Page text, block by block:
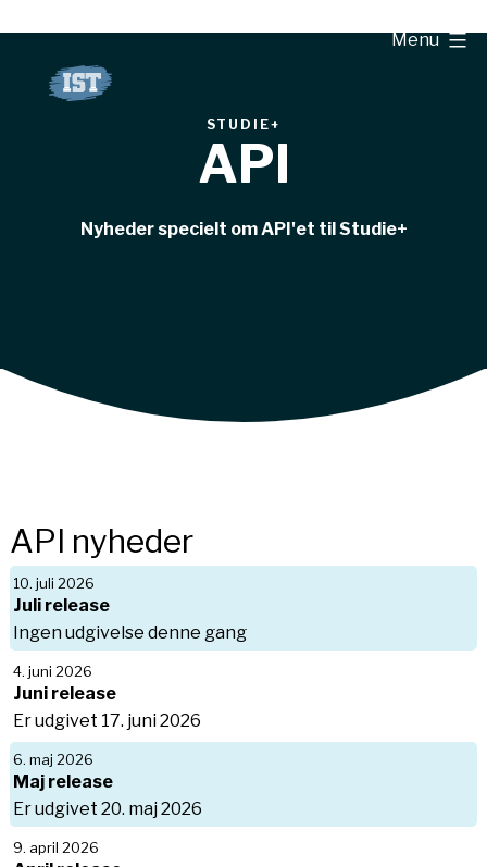
indhold
Menu
STUDIE+
API
Nyheder specielt om API'et til Studie+
API nyheder
10. juli 2026
Juli release
Ingen udgivelse denne gang
4. juni 2026
Juni release
Er udgivet 17. juni 2026
6. maj 2026
Maj release
Er udgivet 20. maj 2026
9. april 2026